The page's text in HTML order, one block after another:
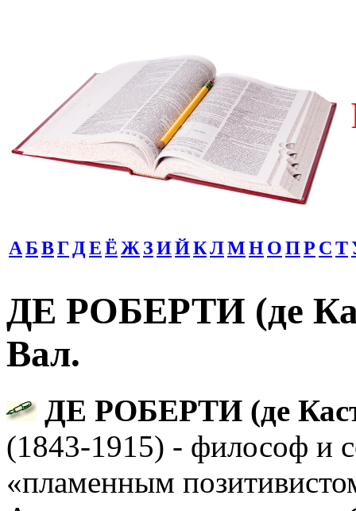
АБВГ ДЕЁ Ж ЗИЙКЛМНОПР СТ
ДЕ РОБЕРТИ (де
Вал.
ДЕ РОБЕРТИ (де
(1843-1915) - философ и
«пламенным